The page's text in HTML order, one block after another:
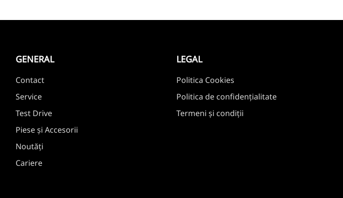
GENERAL
Contact
Service
Test Drive
Piese și Accesorii
Noutăți
Cariere
LEGAL
Politica Cookies
Politica de confidențialitate
Termeni și condiții